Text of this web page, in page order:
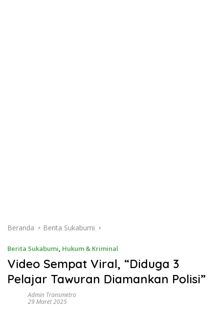
Beranda Berita Sukabumi
Berita Sukabumi, Hukum & Kriminal
Video Sempat Viral, “Diduga 3
Pelajar Tawuran Diamankan Polisi”
Admin Transmetro
29 Maret 2025